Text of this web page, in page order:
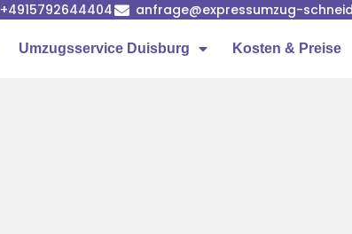
+4915792644404 anfrage@expressumzug-
Umzugsservice Duisburg Kosten & Preise